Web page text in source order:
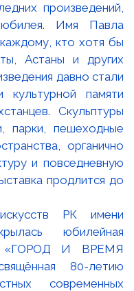
РК имени
юбилейная
«ГОРОД И ВРЕМЯ
80-летию
современных